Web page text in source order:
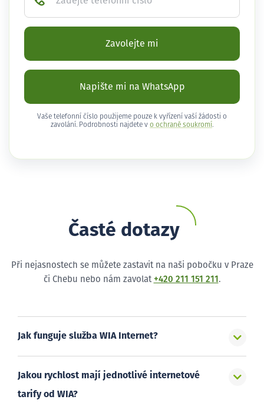
Zavolejte mi
Napište mi na WhatsApp
Vaše telefonní číslo použijeme pouze k vyřízení vaší žádosti o
zavolání. Podrobnosti najdete v o ochraně soukromí .
Časté dotazy
Při nejasnostech se můžete zastavit na naši pobočku v Praze
či Chebu nebo nám zavolat +420 211 151 211 .
Jak funguje služba WIA Internet?
Jakou rychlost mají jednotlivé internetové
tarify od WIA?